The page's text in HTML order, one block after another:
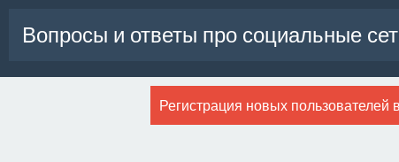
Вопросы и ответы про социальные
Регистрация новых